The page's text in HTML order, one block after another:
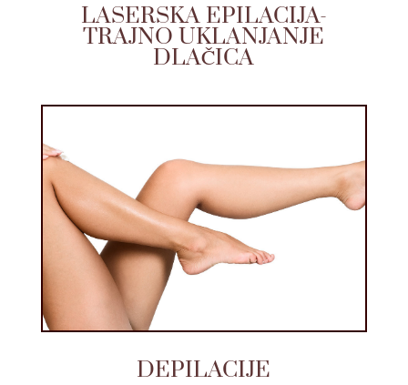
LASERSKA EPILACIJA-
TRAJNO UKLANJANJE
DLAČICA
DEPILACIJE